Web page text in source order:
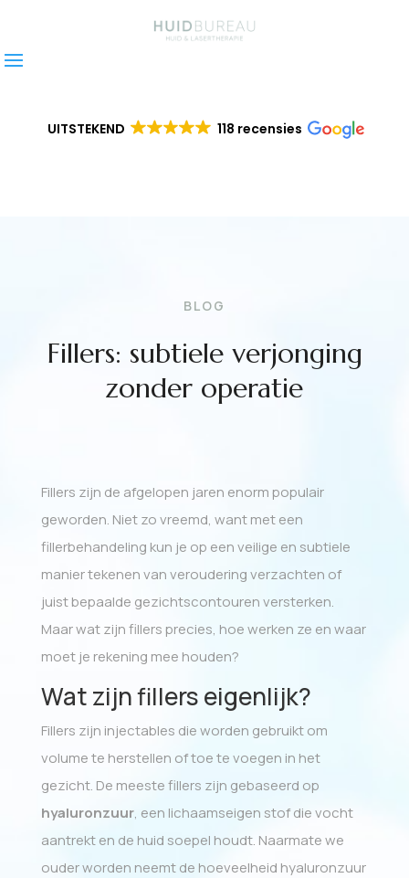
UITSTEKEND 118 recensies
BLOG
Fillers: subtiele verjonging
zonder operatie
Fillers zijn de afgelopen jaren enorm populair
geworden. Niet zo vreemd, want met een
fillerbehandeling kun je op een veilige en subtiele
manier tekenen van veroudering verzachten of
juist bepaalde gezichtscontouren versterken.
Maar wat zijn fillers precies, hoe werken ze en waar
moet je rekening mee houden?
Wat zijn fillers eigenlijk?
Fillers zijn injectables die worden gebruikt om
volume te herstellen of toe te voegen in het
gezicht. De meeste fillers zijn gebaseerd op
hyaluronzuur, een lichaamseigen stof die vocht
aantrekt en de huid soepel houdt. Naarmate we
ouder worden neemt de hoeveelheid hyaluronzuur